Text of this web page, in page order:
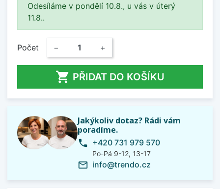
Odesíláme v pondělí 10.8., u vás v úterý
11.8..
Počet − +
 PŘIDAT DO KOŠÍKU
Jakýkoliv dotaz? Rádi vám
poradíme.
phone +420 731 979 570
Po-Pá 9-12, 13-17
mail_outline info@trendo.cz